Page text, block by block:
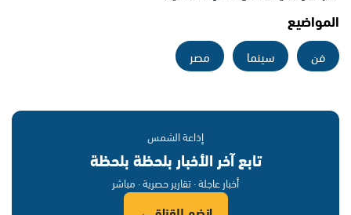
المواضيع
فن سينما مصر
إذاعة الشمس
تابع آخر الأخبار بلحظة بلحظة
أخبار عاجلة · تقارير حصرية · مباشر